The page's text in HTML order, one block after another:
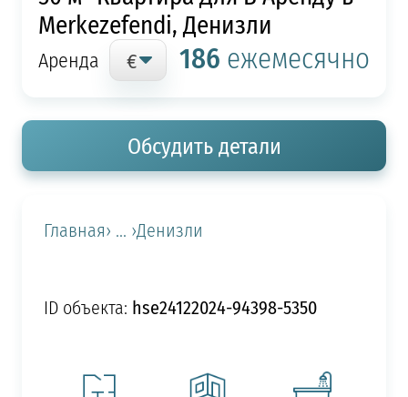
Merkezefendi, Денизли
Аренда 186 ежемесячно
Обсудить детали
Главная› ... ›Денизли
ID объекта: hse24122024-94398-5350